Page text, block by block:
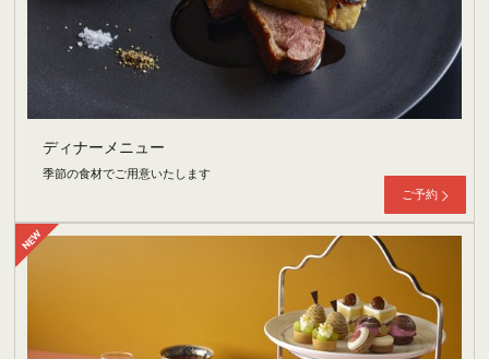
ディナーメニュー
季節の食材でご用意いたします
ご予約